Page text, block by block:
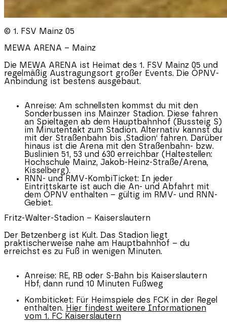
© 1. FSV Mainz 05
MEWA ARENA – Mainz
Die MEWA ARENA ist Heimat des 1. FSV Mainz 05 und
regelmäßig Austragungsort großer Events. Die ÖPNV-
Anbindung ist bestens ausgebaut.
Anreise: Am schnellsten kommst du mit den
Sonderbussen ins Mainzer Stadion. Diese fahren
an Spieltagen ab dem Hauptbahnhof (Bussteig S)
im Minutentakt zum Stadion. Alternativ kannst du
mit der Straßenbahn bis ‚Stadion‘ fahren. Darüber
hinaus ist die Arena mit den Straßenbahn- bzw.
Buslinien 51, 53 und 630 erreichbar (Haltestellen:
Hochschule Mainz, Jakob-Heinz-Straße/Arena,
Kisselberg).
RNN- und RMV-KombiTicket: In jeder
Eintrittskarte ist auch die An- und Abfahrt mit
dem ÖPNV enthalten – gültig im RMV- und RNN-
Gebiet.
Fritz-Walter-Stadion – Kaiserslautern
Der Betzenberg ist Kult. Das Stadion liegt
praktischerweise nahe am Hauptbahnhof – du
erreichst es zu Fuß in wenigen Minuten.
Anreise: RE, RB oder S-Bahn bis Kaiserslautern
Hbf, dann rund 10 Minuten Fußweg
Kombiticket: Für Heimspiele des FCK in der Regel
enthalten. Hier findest weitere Informationen
vom 1. FC Kaiserslautern